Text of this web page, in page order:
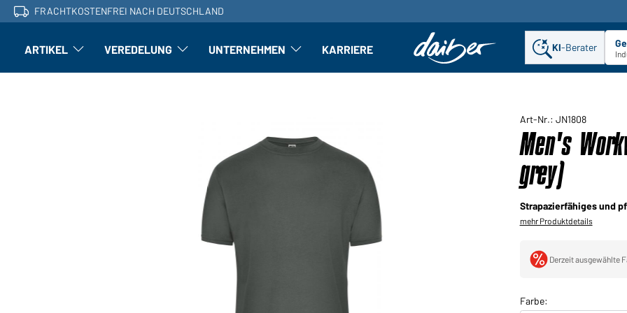
FRACHTKOSTENFREI NACH DEUTSCHLAND
ARTIKEL Artikel: Untermenü öffnen
VEREDELUNG Veredelung: Untermenü öffnen
UNTERNEHMEN Unternehmen: Untermenü öffnen
KARRIERE KI-Berater
Art-Nr.: JN1808
Men's
grey)
Strapazierfähiges und
mehr Produktdetails
Derzeit ausgewählte